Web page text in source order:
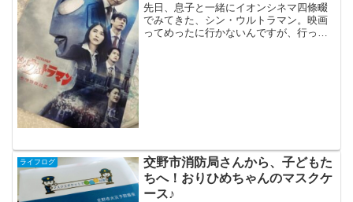
先日、息子と一緒にイオンシネマ四條畷
でみてきた、シン・ウルトラマン。映画
ってめったに行かないんですが、行った
ライフログ
交野市消防局さんから、子どもた
ちへ！おりひめちゃんのマスクケ
ース♪